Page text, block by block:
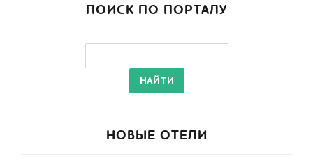
ПОИСК ПО ПОРТАЛУ
НОВЫЕ ОТЕЛИ